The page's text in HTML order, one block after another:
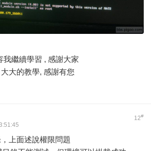
我繼續學習 , 感謝大家
大的教學, 感謝有您
12#
上面述說權限問題